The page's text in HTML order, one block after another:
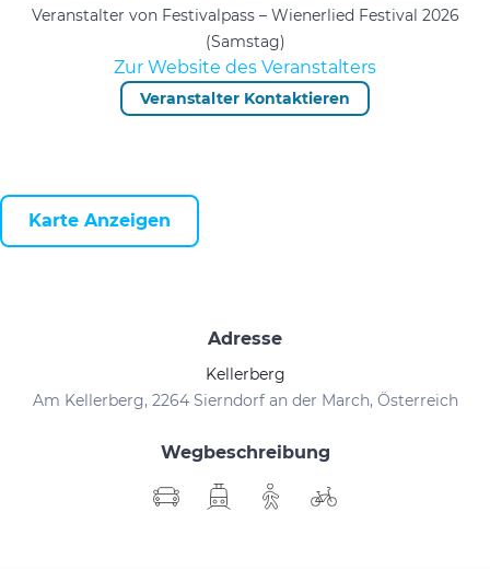
Veranstalter von Festivalpass – Wienerlied Festival 2026
(Samstag)
Zur Website des Veranstalters
Veranstalter Kontaktieren
Karte Anzeigen
Adresse
Kellerberg
Am Kellerberg, 2264 Sierndorf an der March, Österreich
Wegbeschreibung